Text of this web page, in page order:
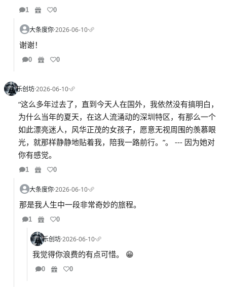
1 0
大条度你·2026-06-10·
谢谢！
0 0
乐创坊·2026-06-10·
“这么多年过去了，直到今天人在国外，我依然没有搞明白，
为什么当年的夏天，在这人流涌动的深圳特区，有那么一个
如此漂亮迷人，风华正茂的女孩子，愿意无视周围的羡慕眼
光，就那样静静地贴着我，陪我一路前行。”。 --- 因为她对
你有感觉。
1 0
大条度你·2026-06-10·
那是我人生中一段非常奇妙的旅程。
1 0
乐创坊·2026-06-10·
我觉得你浪费的有点可惜。 😁
0 0